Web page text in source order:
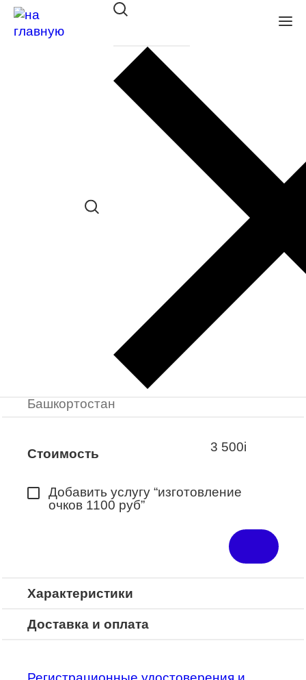
Оправа VENTO/VENTOE дет. VJ
в наличии (Больше 5 шт.) *наличие
товара в конкретном салоне
необходимо уточнять отдельно
Заказать примерку
Закажите понравившуюся модель
в ближайший салон “Оптик-Экспресс”.
*Доступно для Республики
Башкортостан
Стоимость 3 500i
Добавить услугу “изготовление
очков 1100 руб”
Характеристики
Доставка и оплата